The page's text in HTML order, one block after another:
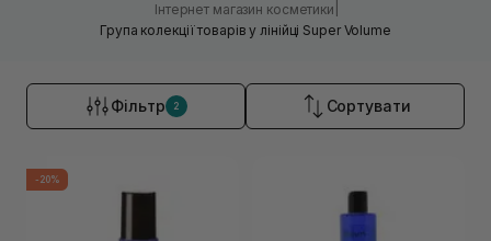
Інтернет магазин косметики
Група колекції товарів у лінійці Super Volume
Фільтр 2 Сортувати
-20%